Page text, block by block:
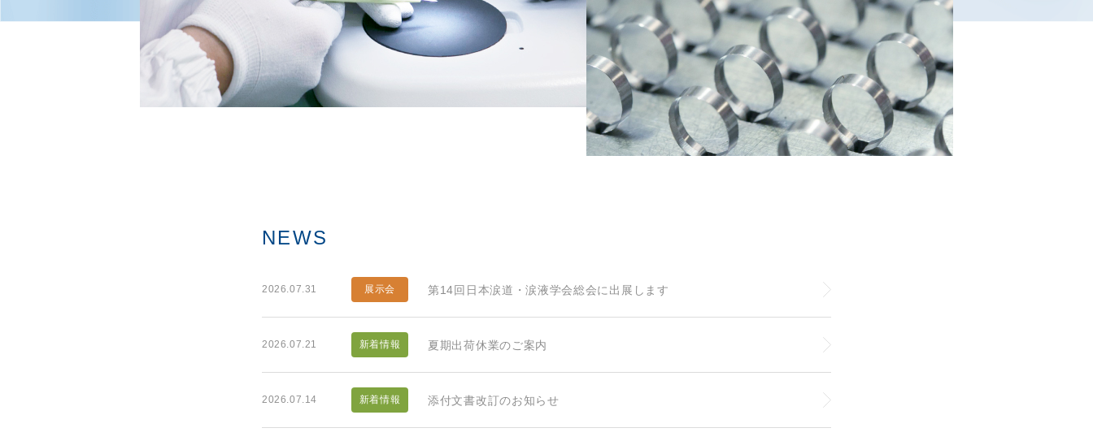
NEWS
2026.07.31 展示会 第14回日本涙道・涙液学会総会に出展します
2026.07.21 新着情報 夏期出荷休業のご案内
2026.07.14 新着情報 添付文書改訂のお知らせ